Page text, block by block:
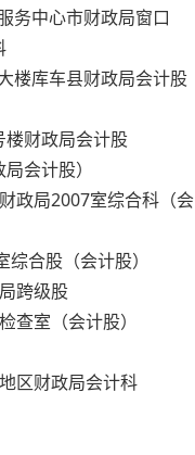
务中心市财政局窗口
楼库车县财政局会计股
财政局会计股
会计股）
政局2007室综合科（会
合股（会计股）
跨级股
室（会计股）
区财政局会计科